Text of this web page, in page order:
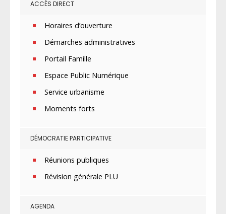
ACCÈS DIRECT
Horaires d’ouverture
Démarches administratives
Portail Famille
Espace Public Numérique
Service urbanisme
Moments forts
DÉMOCRATIE PARTICIPATIVE
Réunions publiques
Révision générale PLU
AGENDA